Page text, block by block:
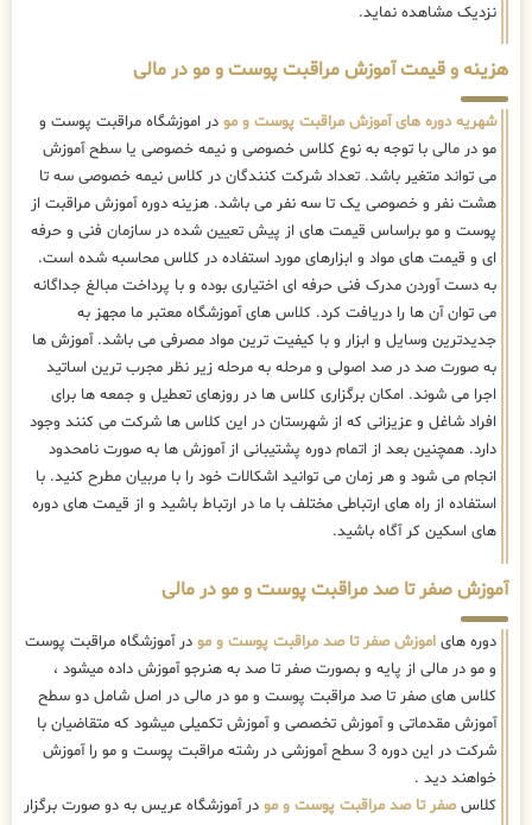
نزدیک مشاهده نماید.
هزینه و قیمت آموزش مراقبت پوست و مو در مالی
شهریه دوره های آموزش مراقبت پوست و مو در اموزشگاه مراقبت پوست و
مو در مالی با توجه به نوع کلاس خصوصی و نیمه خصوصی یا سطح آموزش
می تواند متغیر باشد. تعداد شرکت کنندگان در کلاس نیمه خصوصی سه تا
هشت نفر و خصوصی یک تا سه نفر می باشد. هزینه دوره آموزش مراقبت از
پوست و مو براساس قیمت های از پیش تعیین شده در سازمان فنی و حرفه
ای و قیمت های مواد و ابزارهای مورد استفاده در کلاس محاسبه شده است.
به دست آوردن مدرک فنی حرفه ای اختیاری بوده و با پرداخت مبالغ جداگانه
می توان آن ها را دریافت کرد. کلاس های آموزشگاه معتبر ما مجهز به
جدیدترین وسایل و ابزار و با کیفیت ترین مواد مصرفی می باشد. آموزش ها
به صورت صد در صد اصولی و مرحله به مرحله زیر نظر مجرب ترین اساتید
اجرا می شوند. امکان برگزاری کلاس ها در روزهای تعطیل و جمعه ها برای
افراد شاغل و عزیزانی که از شهرستان در این کلاس ها شرکت می کنند وجود
دارد. همچنین بعد از اتمام دوره پشتیبانی از آموزش ها به صورت نامحدود
انجام می شود و هر زمان می توانید اشکالات خود را با مربیان مطرح کنید. با
استفاده از راه های ارتباطی مختلف با ما در ارتباط باشید و از قیمت های دوره
های اسکین کر آگاه باشید.
آموزش صفر تا صد مراقبت پوست و مو در مالی
دوره های اموزش صفر تا صد مراقبت پوست و مو در آموزشگاه مراقبت پوست
و مو در مالی از پایه و بصورت صفر تا صد به هنرجو آموزش داده میشود ،
کلاس های صفر تا صد مراقبت پوست و مو در مالی در اصل شامل دو سطح
آموزش مقدماتی و آموزش تخصصی و آموزش تکمیلی میشود که متقاضیان با
شرکت در این دوره 3 سطح آموزشی در رشته مراقبت پوست و مو را آموزش
خواهند دید .
کلاسصفر تا صد مراقبت پوست و مو در آموزشگاه عریس به دو صورت برگزار